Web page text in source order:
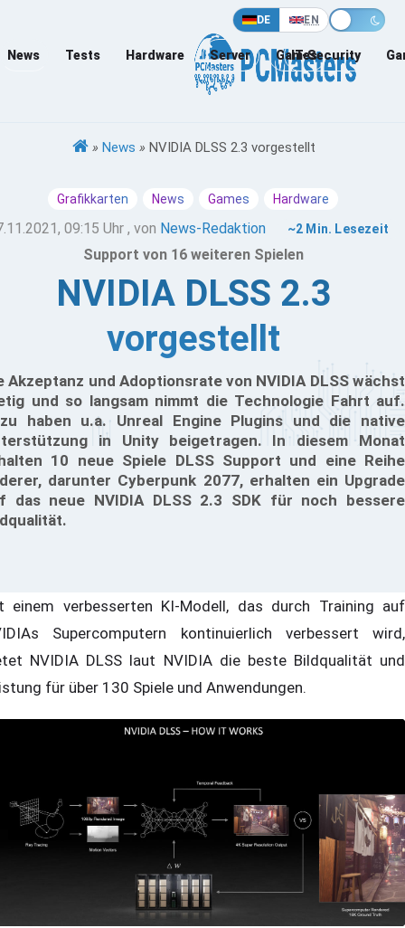
DE EN
News Tests Hardware Server Games
IT-Security
» News » NVIDIA DLSS 2.3 vorgestellt
Grafikkarten News Games Hardware
09:15 Uhr , von News-Redaktion ~2 Min. Lesezeit
Support von 16 weiteren Spielen
NVIDIA DLSS 2.3
vorgestellt
Akzeptanz und Adoptionsrate von NVIDIA DLSS wächst
und so langsam nimmt die Technologie Fahrt auf.
haben u.a. Unreal Engine Plugins und die native
in Unity beigetragen. In diesem Monat
10 neue Spiele DLSS Support und eine Reihe
darunter Cyberpunk 2077, erhalten ein Upgrade
das neue NVIDIA DLSS 2.3 SDK für noch bessere
einem verbesserten KI-Modell, das durch Training auf
Supercomputern kontinuierlich verbessert wird,
NVIDIA DLSS laut NVIDIA die beste Bildqualität und
für über 130 Spiele und Anwendungen.